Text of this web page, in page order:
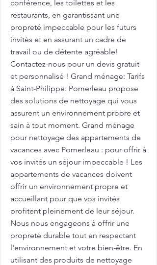
conférence, les toilettes et les
restaurants, en garantissant une
propreté impeccable pour les futurs
invités et en assurant un cadre de
travail ou de détente agréable!
Contactez-nous pour un devis gratuit
et personnalisé ! Grand ménage: Tarifs
à Saint-Philippe: Pomerleau propose
des solutions de nettoyage qui vous
assurent un environnement propre et
sain à tout moment. Grand ménage
pour nettoyage des appartements de
vacances avec Pomerleau : pour offrir à
vos invités un séjour impeccable ! Les
appartements de vacances doivent
offrir un environnement propre et
accueillant pour que vos invités
profitent pleinement de leur séjour.
Nous nous engageons à offrir une
propreté durable tout en respectant
l'environnement et votre bien-être. En
utilisant des produits de nettoyage